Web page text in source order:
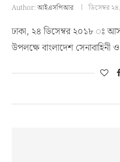
Author:আইএসপিআর ডিসেম্বর
ঢাকা, ২৪ ডিসেম্বর ২০১৮ ঃ
উপলক্ষে বাংলাদেশ সেনাবাহিনী